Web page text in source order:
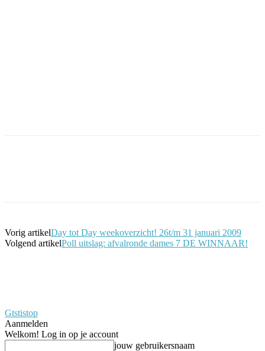
Vorig artikelDay tot Day weekoverzicht! 26t/m 31 januari 2009
Volgend artikelPoll uitslag: afvalronde dames 7 DE WINNAAR!
Gtstistop
Aanmelden
Welkom! Log in op je account
jouw gebruikersnaam